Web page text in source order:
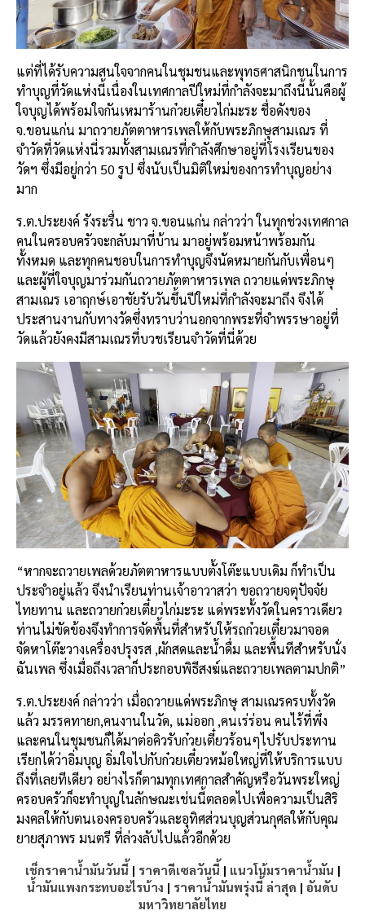
แต่ที่ได้รับความสนใจจากคนในชุมชนและพุทธศาสนิกชนในการ
ทำบุญที่วัดแห่งนี้เนื่องในเทศกาลปีใหม่ที่กำลังจะมาถึงนี้นั้นคือผู้
ใจบุญได้พร้อมใจกันเหมาร้านก๋วยเตี๋ยวไก่มะระ ชื่อดังของ
จ.ขอนแก่น มาถวายภัตตาหารเพลให้กับพระภิกษุสามเณร ที่
จำวัดที่วัดแห่งนี่รวมทั้งสามเณรที่กำลังศึกษาอยู่ที่โรงเรียนของ
วัดฯ ซึ่งมีอยู่กว่า 50 รูป ซึ่งนับเป็นมิติใหม่ของการทำบุญอย่าง
มาก
ร.ต.ประยงค์ รังระรื่น ชาว จ.ขอนแก่น กล่าวว่า ในทุกช่วงเทศกาล
คนในครอบครัวจะกลับมาที่บ้าน มาอยู่พร้อมหน้าพร้อมกัน
ทั้งหมด และทุกคนชอบในการทำบุญจึงนัดหมายกันกับเพื่อนๆ
และผู้ที่ใจบุญมาร่วมกันถวายภัตตาหารเพล ถวายแด่พระภิกษุ
สามเณร เอาฤกษ์เอาชัยรับวันขึ้นปีใหม่ที่กำลังจะมาถึง จึงได้
ประสานงานกับทางวัดซึ่งทราบว่านอกจากพระที่จำพรรษาอยู่ที่
วัดแล้วยังคงมีสามเณรที่บวชเรียนจำวัดที่นี่ด้วย
“หากจะถวายเพลด้วยภัตตาหารแบบตั้งโต๊ะแบบเดิม ก็ทำเป็น
ประจำอยู่แล้ว จึงนำเรียนท่านเจ้าอาวาสว่า ขอถวายจตุปัจจัย
ไทยทาน และถวายก๋วยเตี๋ยวไก่มะระ แด่พระทั้งวัดในคราวเดียว
ท่านไม่ขัดข้องจึงทำการจัดพื้นที่สำหรับให้รถก๋วยเตี๋ยวมาจอด
จัดหาโต๊ะวางเครื่องปรุงรส ,ผักสดและน้ำดื่ม และพื้นทีสำหรับนั่ง
ฉันเพล ซึ่งเมื่อถึงเวลาก็ประกอบพิธีสงฆ์และถวายเพลตามปกติ”
ร.ต.ประยงค์ กล่าวว่า เมื่อถวายแด่พระภิกษุ สามเณรครบทั้งวัด
แล้ว มรรคทายก,คนงานในวัด, แม่ออก ,คนเร่ร่อน คนไร้ที่พึ่ง
และคนในชุมชนก็ได้มาต่อคิวรับก๋วยเตี๋ยวร้อนๆไปรับประทาน
เรียกได้ว่าอิ่มบุญ อิ่มใจไปกับก๋วยเตี๋ยวหม้อใหญ่ที่ให้บริการแบบ
ถึงที่เลยทีเดียว อย่างไรก็ตามทุกเทศกาลสำคัญหรือวันพระใหญ่
ครอบครัวก็จะทำบุญในลักษณะเช่นนี้ตลอดไปเพื่อความเป็นสิริ
มงคลให้กับตนเองครอบครัวและอุทิศส่วนบุญส่วนกุศลให้กับคุณ
ยายสุภาพร มนตรี ที่ล่วงลับไปแล้วอีกด้วย
เช็กราคาน้ำมันวันนี้ | ราคาดีเซลวันนี้ | แนวโน้มราคาน้ำมัน |
น้ำมันแพงกระทบอะไรบ้าง | ราคาน้ำมันพรุ่งนี้ ล่าสุด | อันดับ
มหาวิทยาลัยไทย